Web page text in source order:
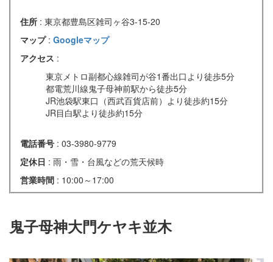
住所 : 東京都豊島区雑司ヶ谷3-15-20
マップ : Googleマップ
アクセス :
東京メトロ副都心線雑司が谷1番出口より徒歩5分
都電荒川線鬼子母神前駅から徒歩5分
JR池袋駅東口（西武百貨店前）より徒歩約15分
JR目白駅より徒歩約15分
電話番号 : 03-3980-9779
定休日 : 雨・雪・台風などの荒天候時
営業時間 : 10:00～17:00
鬼子母神大門ケヤキ並木